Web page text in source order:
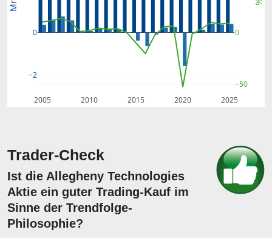
2005 2010 2015 2020 2025
−2
0
−50
0
%
Trader-Check
Ist die Allegheny Technologies
Aktie ein guter Trading-Kauf im
Sinne der Trendfolge-
Philosophie?